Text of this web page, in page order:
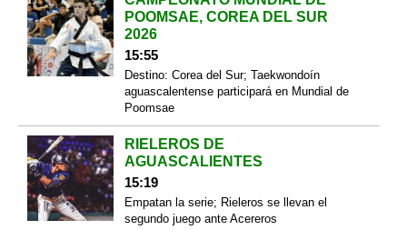
POOMSAE, COREA DEL SUR
2026
15:55
Destino: Corea del Sur; Taekwondoín
aguascalentense participará en Mundial de
Poomsae
RIELEROS DE
AGUASCALIENTES
15:19
Empatan la serie; Rieleros se llevan el
segundo juego ante Acereros